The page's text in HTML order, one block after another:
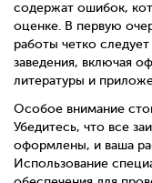
содержат ошибок,
оценке. В первую
работы четко
заведения, включая
литературы и
Особое внимание
Убедитесь, что все
оформлены, и ваша
Использование